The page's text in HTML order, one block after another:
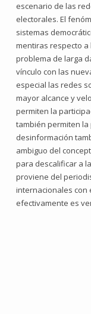
escenario de las
electorales. El
sistemas
mentiras respecto
problema de larga
vínculo con las
especial las redes
mayor alcance y
permiten la
también permiten
desinformación
ambiguo del
para descalificar a
proviene del
internacionales con
efectivamente es